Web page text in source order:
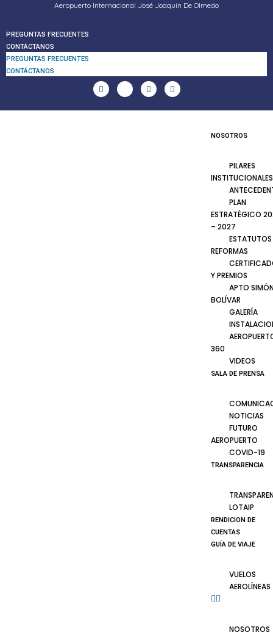
Aeropuerto Internacional José Joaquín De Olmedo
PREGUNTAS FRECUENTES
CONTÁCTANOS
PREGUNTAS FRECUENTES
CONTÁCTANOS
NOSOTROS
PILARES
INSTITUCIONALES
PLAN
ESTRATÉGICO
– 2027
ESTATUTOS
REFORMAS
Y PREMIOS
APTO
BOLÍVAR
GALERÍA
360
VIDEOS
SALA DE PRENSA
NOTICIAS
FUTURO
AEROPUERTO
COVID-19
TRANSPARENCIA
LOTAIP
RENDICION DE
CUENTAS
GUÍA DE VIAJE
VUELOS
AEROLÍNEAS
NOSOTROS